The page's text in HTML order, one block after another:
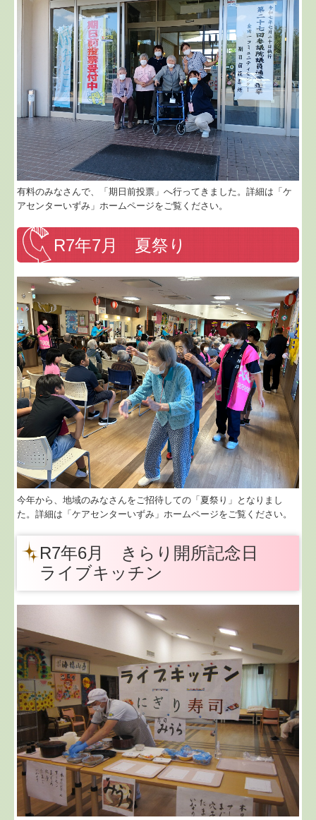
有料のみなさんで、「期日前投票」へ行ってきました。詳細は「ケ
アセンターいずみ」ホームページをご覧ください。
R7年7月 夏祭り
今年から、地域のみなさんをご招待しての「夏祭り」となりまし
た。詳細は「ケアセンターいずみ」ホームページをご覧ください。
R7年6月 きらり開所記念日
ライブキッチン